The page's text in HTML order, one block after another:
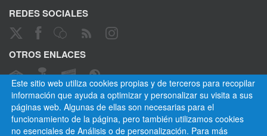
Este sitio web utiliza cookies propias y de terceros para recopilar
información que ayuda a optimizar y personalizar su visita a sus
páginas web. Algunas de ellas son necesarias para el
funcionamiento de la página, pero también utilizamos cookies
no esenciales de Análisis o de personalización. Para más
REDES SOCIALES
OTROS ENLACES
CANAL ÉTICO